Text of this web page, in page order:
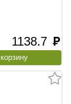
1138.7 руб